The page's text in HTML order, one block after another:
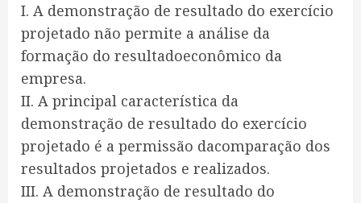
I. A demonstração de resultado do exercício
projetado não permite a análise da
formação do resultadoeconômico da
empresa.
II. A principal característica da
demonstração de resultado do exercício
projetado é a permissão dacomparação dos
resultados projetados e realizados.
III. A demonstração de resultado do